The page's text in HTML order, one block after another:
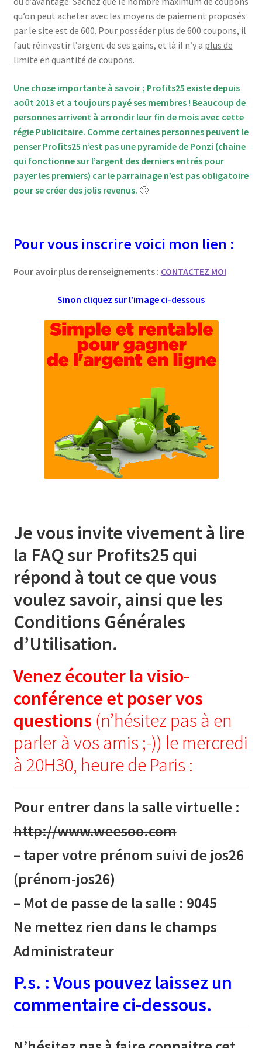
qu’on peut acheter avec les moyens de paiement proposés
par le site est de 600. Pour posséder plus de 600 coupons, il
faut réinvestir l’argent de ses gains, et là il n’y a plus de
limite en quantité de coupons.
Une chose importante à savoir ; Profits25 existe depuis
août 2013 et a toujours payé ses membres ! Beaucoup de
personnes arrivent à arrondir leur fin de mois avec cette
régie Publicitaire. Comme certaines personnes peuvent le
penser Profits25 n’est pas une pyramide de Ponzi (chaine
qui fonctionne sur l’argent des derniers entrés pour
payer les premiers) car le parrainage n’est pas obligatoire
pour se créer des jolis revenus. 🙂
Pour vous inscrire voici mon lien :
Pour avoir plus de renseignements : CONTACTEZ MOI
Sinon cliquez sur l’image ci-dessous
Je vous invite vivement à lire
la FAQ sur Profits25 qui
répond à tout ce que vous
voulez savoir, ainsi que les
Conditions Générales
d’Utilisation.
Venez écouter la visio-
conférence et poser vos
questions (n’hésitez pas à en
parler à vos amis ;-)) le mercredi
à 20H30, heure de Paris :
Pour entrer dans la salle virtuelle :
http://www.weesoo.com
– taper votre prénom suivi de jos26
(prénom-jos26)
– Mot de passe de la salle : 9045
Ne mettez rien dans le champs
Administrateur
P.s. : Vous pouvez laissez un
commentaire ci-dessous.